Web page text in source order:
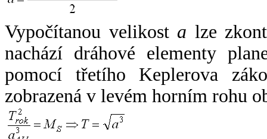
Vypočítanou velikost a lze
nachází dráhové elementy
pomocí třetího Keplerova
zobrazená v levém horním rohu